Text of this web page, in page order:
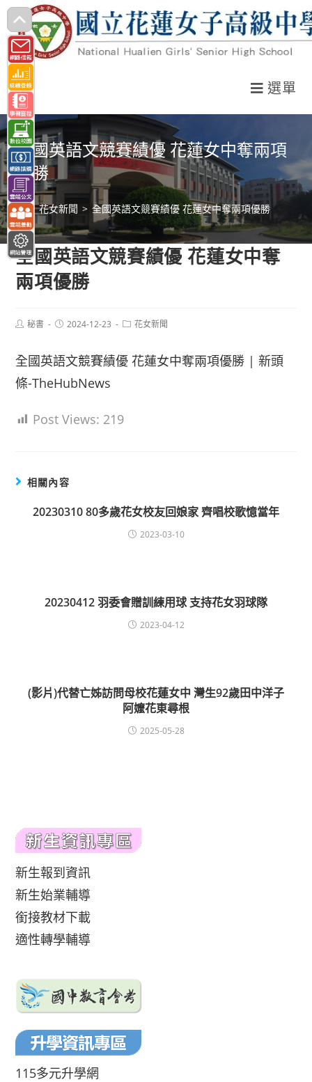
跳
轉
至
主
要
內
容
選單
全國英語文競賽績優 花蓮女中奪兩項
優勝
> 花女新聞 > 全國英語文競賽績優 花蓮女中奪兩項優勝
全國英語文競賽績優 花蓮女中奪
兩項優勝
Post秘書
Post2024-12-23
Post花女新聞
全國英語文競賽績優 花蓮女中奪兩項優勝 | 新頭
條-TheHubNews
Post Views: 219
相關內容
20230310 80多歲花女校友回娘家 齊唱校歌憶當年
2023-03-10
20230412 羽委會贈訓練用球 支持花女羽球隊
2023-04-12
(影片)代替亡姊訪問母校花蓮女中 灣生92歲田中洋子
阿嬤花東尋根
2025-05-28
新生報到資訊
新生始業輔導
銜接教材下載
適性轉學輔導
115多元升學網